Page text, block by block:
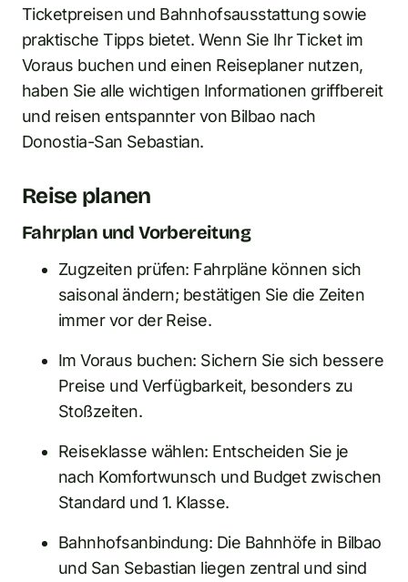
Ticketpreisen und Bahnhofsausstattung sowie
praktische Tipps bietet. Wenn Sie Ihr Ticket im
Voraus buchen und einen Reiseplaner nutzen,
haben Sie alle wichtigen Informationen griffbereit
und reisen entspannter von Bilbao nach
Donostia-San Sebastian.
Reise planen
Fahrplan und Vorbereitung
Zugzeiten prüfen: Fahrpläne können sich
saisonal ändern; bestätigen Sie die Zeiten
immer vor der Reise.
Im Voraus buchen: Sichern Sie sich bessere
Preise und Verfügbarkeit, besonders zu
Stoßzeiten.
Reiseklasse wählen: Entscheiden Sie je
nach Komfortwunsch und Budget zwischen
Standard und 1. Klasse.
Bahnhofsanbindung: Die Bahnhöfe in Bilbao
und San Sebastian liegen zentral und sind